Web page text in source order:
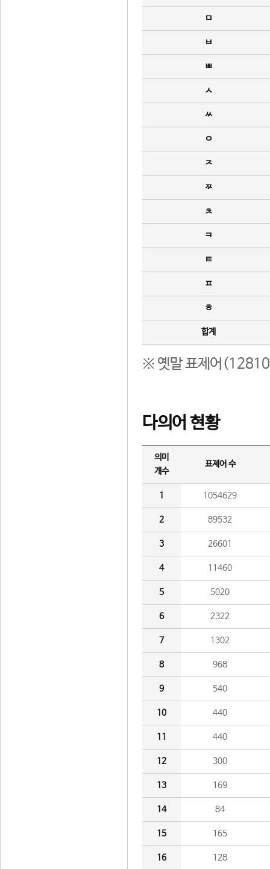
ㅁ
ㅂ
ㅃ
ㅅ
ㅆ
ㅇ
ㅈ
ㅉ
ㅊ
ㅋ
ㅌ
ㅍ
ㅎ
합계
※ 옛말 표제어(12810
다의어 현황
의미
개수
표제어 수
1 1054629
2 89532
3 26601
4 11460
5 5020
6 2322
7 1302
8 968
9 540
10 440
11 440
12 300
13 169
14 84
15 165
16 128